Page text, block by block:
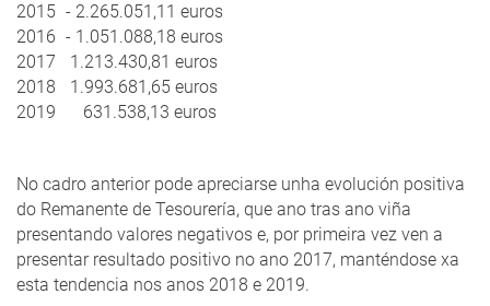
2015 - 2.265.051,11 euros
2016 - 1.051.088,18 euros
2017
1.213.430,81 euros
2018
1.993.681,65 euros
2019
631.538,13 euros
No cadro anterior pode apreciarse unha evolución positiva
do Remanente de Tesourería, que ano tras ano viña
presentando valores negativos e, por primeira vez ven a
presentar resultado positivo no ano 2017, manténdose xa
esta tendencia nos anos 2018 e 2019.